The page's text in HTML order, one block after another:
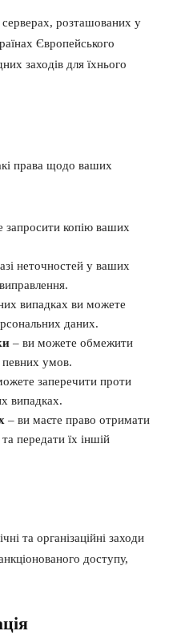
розташованих у
Європейського
заходів для їхнього
права щодо ваших
запросити копію ваших
неточностей у ваших
випадках ви можете
даних.
– ви можете обмежити
умов.
заперечити проти
випадках.
– ви маєте право отримати
передати їх іншій
та організаційні заходи
доступу,